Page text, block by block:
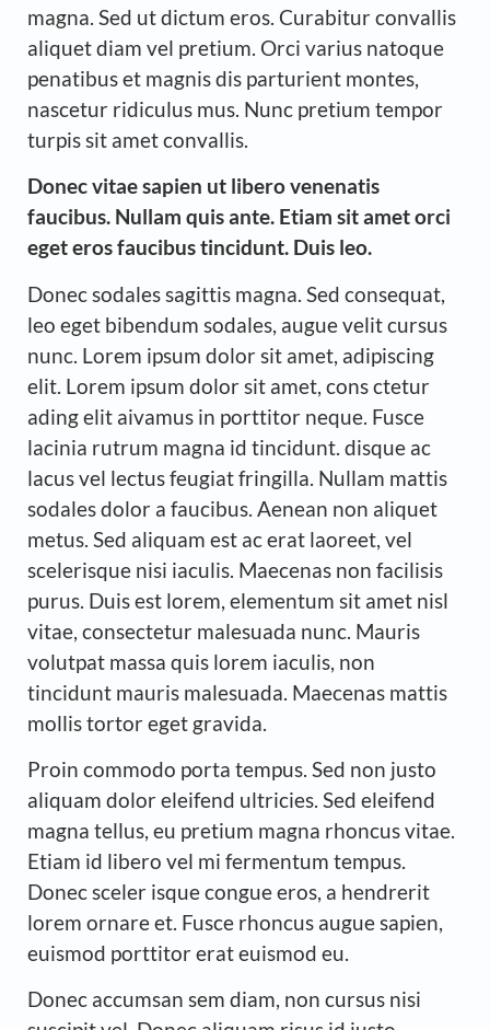
magna. Sed ut dictum eros. Curabitur convallis
aliquet diam vel pretium. Orci varius natoque
penatibus et magnis dis parturient montes,
nascetur ridiculus mus. Nunc pretium tempor
turpis sit amet convallis.
Donec vitae sapien ut libero venenatis
faucibus. Nullam quis ante. Etiam sit amet orci
eget eros faucibus tincidunt. Duis leo.
Donec sodales sagittis magna. Sed consequat,
leo eget bibendum sodales, augue velit cursus
nunc. Lorem ipsum dolor sit amet, adipiscing
elit. Lorem ipsum dolor sit amet, cons ctetur
ading elit aivamus in porttitor neque. Fusce
lacinia rutrum magna id tincidunt. disque ac
lacus vel lectus feugiat fringilla. Nullam mattis
sodales dolor a faucibus. Aenean non aliquet
metus. Sed aliquam est ac erat laoreet, vel
scelerisque nisi iaculis. Maecenas non facilisis
purus. Duis est lorem, elementum sit amet nisl
vitae, consectetur malesuada nunc. Mauris
volutpat massa quis lorem iaculis, non
tincidunt mauris malesuada. Maecenas mattis
mollis tortor eget gravida.
Proin commodo porta tempus. Sed non justo
aliquam dolor eleifend ultricies. Sed eleifend
magna tellus, eu pretium magna rhoncus vitae.
Etiam id libero vel mi fermentum tempus.
Donec sceler isque congue eros, a hendrerit
lorem ornare et. Fusce rhoncus augue sapien,
euismod porttitor erat euismod eu.
Donec accumsan sem diam, non cursus nisi